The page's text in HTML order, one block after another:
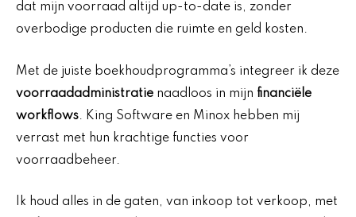
dat mijn voorraad altijd up-to-date is, zonder
overbodige producten die ruimte en geld kosten.
Met de juiste boekhoudprogramma’s integreer ik deze
voorraadadministratie naadloos in mijn financiële
workflows. King Software en Minox hebben mij
verrast met hun krachtige functies voor
voorraadbeheer.
Ik houd alles in de gaten, van inkoop tot verkoop, met